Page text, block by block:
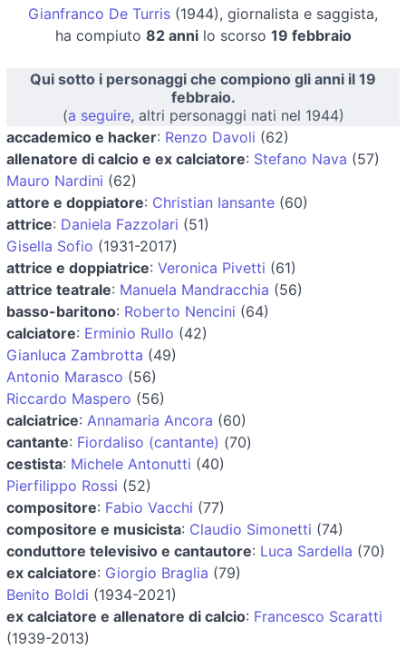
Gianfranco De Turris (1944), giornalista e saggista,
ha compiuto 82 annilo scorso 19 febbraio
Qui sotto i personaggi che compiono gli anni il 19
febbraio.
(a seguire, altri personaggi nati nel 1944)
accademico e hacker: Renzo Davoli (62)
allenatore di calcio e ex calciatore: Stefano Nava (57)
Mauro Nardini (62)
attore e doppiatore: Christian Iansante (60)
attrice: Daniela Fazzolari (51)
Gisella Sofio (1931-2017)
attrice e doppiatrice: Veronica Pivetti (61)
attrice teatrale: Manuela Mandracchia (56)
basso-baritono: Roberto Nencini (64)
calciatore: Erminio Rullo (42)
Gianluca Zambrotta (49)
Antonio Marasco (56)
Riccardo Maspero (56)
calciatrice: Annamaria Ancora (60)
cantante: Fiordaliso (cantante) (70)
cestista: Michele Antonutti (40)
Pierfilippo Rossi (52)
compositore: Fabio Vacchi (77)
compositore e musicista: Claudio Simonetti (74)
conduttore televisivo e cantautore: Luca Sardella (70)
ex calciatore: Giorgio Braglia (79)
Benito Boldi (1934-2021)
ex calciatore e allenatore di calcio: Francesco Scaratti
(1939-2013)